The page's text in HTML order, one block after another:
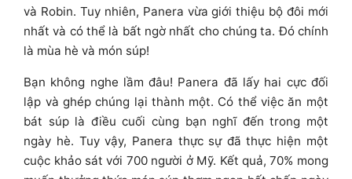
và Robin. Tuy nhiên, Panera vừa giới thiệu bộ đôi mới
nhất và có thể là bất ngờ nhất cho chúng ta. Đó chính
là mùa hè và món súp!
Bạn không nghe lầm đâu! Panera đã lấy hai cực đối
lập và ghép chúng lại thành một. Có thể việc ăn một
bát súp là điều cuối cùng bạn nghĩ đến trong một
ngày hè. Tuy vậy, Panera thực sự đã thực hiện một
cuộc khảo sát với 700 người ở Mỹ. Kết quả, 70% mong